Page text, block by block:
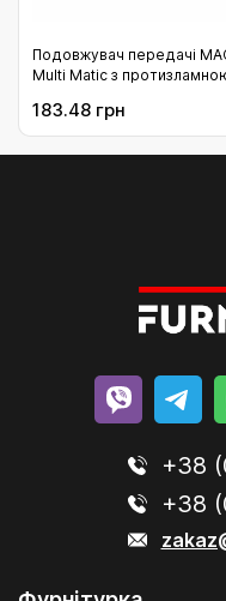
Подовжувач передачі
Multi Matic з
(201841)
183.48 грн
+38
+38